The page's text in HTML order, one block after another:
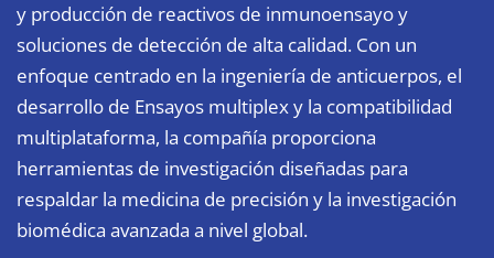
y producción de reactivos de inmunoensayo y
soluciones de detección de alta calidad. Con un
enfoque centrado en la ingeniería de anticuerpos, el
desarrollo de Ensayos multiplex y la compatibilidad
multiplataforma, la compañía proporciona
herramientas de investigación diseñadas para
respaldar la medicina de precisión y la investigación
biomédica avanzada a nivel global.